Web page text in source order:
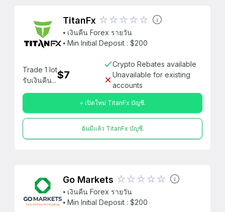
TitanFx
⦁ เงินคืน Forex รายวัน
⦁ Min Initial Deposit : $200
Trade 1 lot
รับเงินคืน...$7
Crypto Rebates available
Unavailable for existing
accounts
+ เปิดใหม่ TitanFx บัญชี.
ฉันมีแล้ว TitanFx บัญชี.
Go Markets
⦁ เงินคืน Forex รายวัน
⦁ Min Initial Deposit : $200